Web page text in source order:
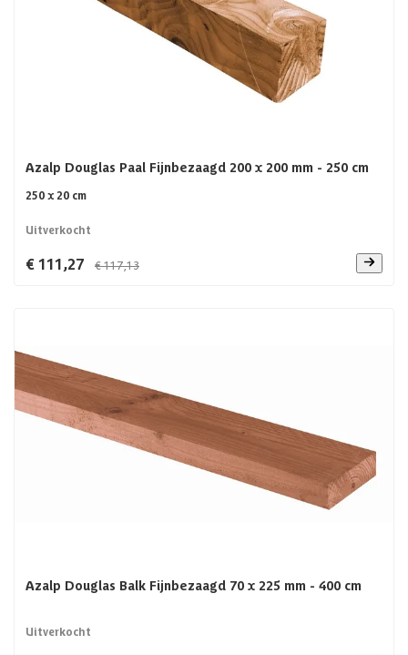
Azalp Douglas Paal Fijnbezaagd 200 x 200 mm - 250 cm
250 x 20 cm
Uitverkocht
€ 111,27 € 117,13
Azalp Douglas Balk Fijnbezaagd 70 x 225 mm - 400 cm
Uitverkocht